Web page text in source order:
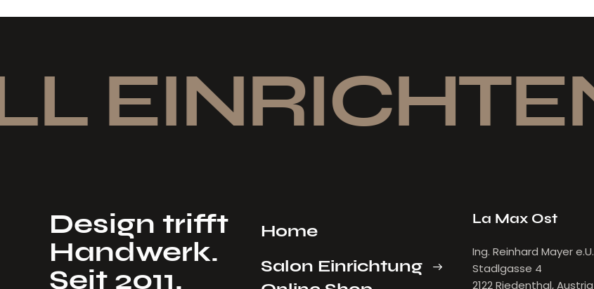
EINRICHTEN
Design trifft
Handwerk.
Seit 2011.
Home
Salon Einrichtung
La Max Ost
Ing. Reinhard Mayer e.U.
Stadlgasse 4
2122 Riedenthal, Austria